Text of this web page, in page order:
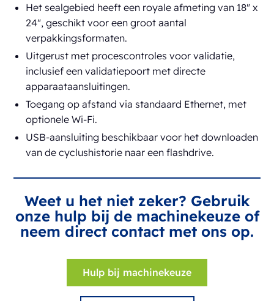
Het sealgebied heeft een royale afmeting van 18" x
24", geschikt voor een groot aantal
verpakkingsformaten.
Uitgerust met procescontroles voor validatie,
inclusief een validatiepoort met directe
apparaataansluitingen.
Toegang op afstand via standaard Ethernet, met
optionele Wi-Fi.
USB-aansluiting beschikbaar voor het downloaden
van de cyclushistorie naar een flashdrive.
Weet u het niet zeker? Gebruik
onze hulp bij de machinekeuze of
neem direct contact met ons op.
Hulp bij machinekeuze